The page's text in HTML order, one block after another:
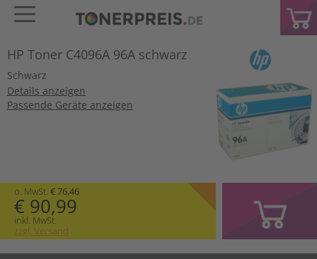
HP Toner C4096A 96A schwarz
Schwarz
Details anzeigen
Passende Geräte anzeigen
o. MwSt. € 76,46
€ 90,99
inkl. MwSt.
zzgl. Versand